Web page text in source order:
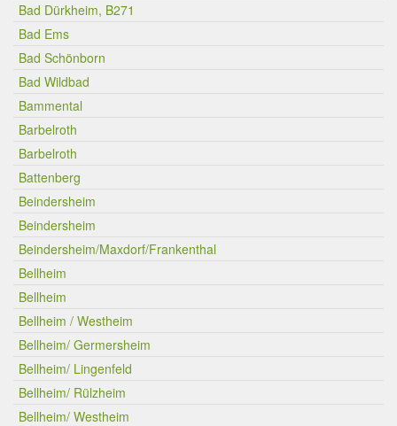
Bad Dürkheim, B271
Bad Ems
Bad Schönborn
Bad Wildbad
Bammental
Barbelroth
Barbelroth
Battenberg
Beindersheim
Beindersheim
Beindersheim/Maxdorf/Frankenthal
Bellheim
Bellheim
Bellheim / Westheim
Bellheim/ Germersheim
Bellheim/ Lingenfeld
Bellheim/ Rülzheim
Bellheim/ Westheim